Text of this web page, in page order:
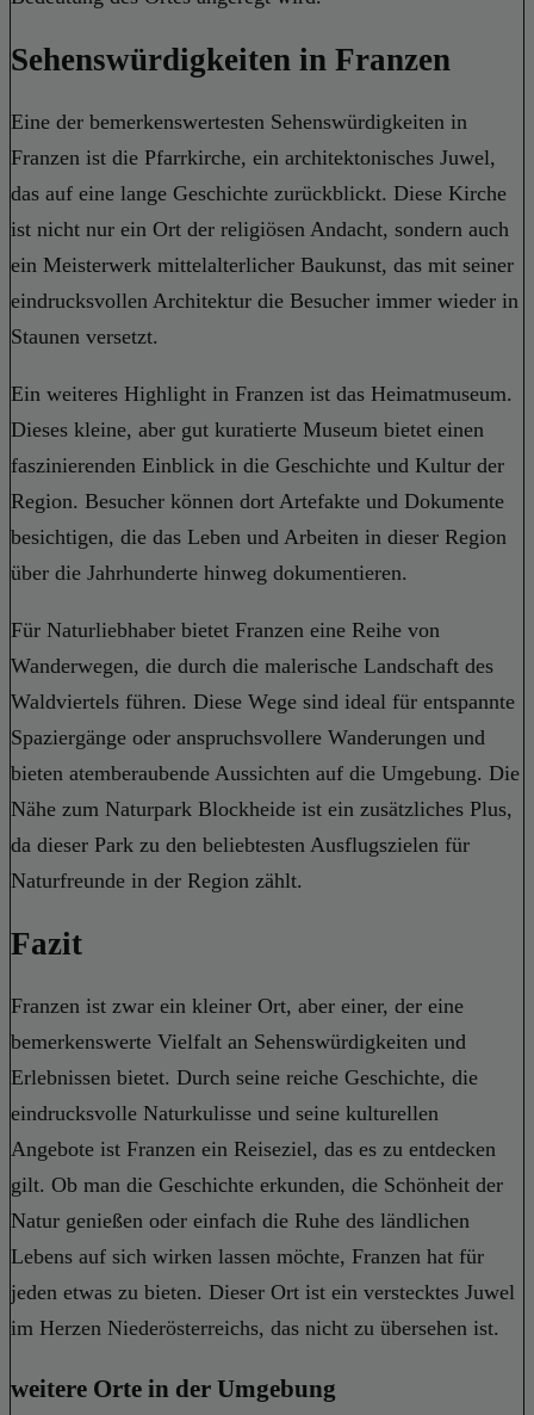
Sehenswürdigkeiten in Franzen
Eine der bemerkenswertesten Sehenswürdigkeiten in
Franzen ist die Pfarrkirche, ein architektonisches Juwel,
das auf eine lange Geschichte zurückblickt. Diese Kirche
ist nicht nur ein Ort der religiösen Andacht, sondern auch
ein Meisterwerk mittelalterlicher Baukunst, das mit seiner
eindrucksvollen Architektur die Besucher immer wieder in
Staunen versetzt.
Ein weiteres Highlight in Franzen ist das Heimatmuseum.
Dieses kleine, aber gut kuratierte Museum bietet einen
faszinierenden Einblick in die Geschichte und Kultur der
Region. Besucher können dort Artefakte und Dokumente
besichtigen, die das Leben und Arbeiten in dieser Region
über die Jahrhunderte hinweg dokumentieren.
Für Naturliebhaber bietet Franzen eine Reihe von
Wanderwegen, die durch die malerische Landschaft des
Waldviertels führen. Diese Wege sind ideal für entspannte
Spaziergänge oder anspruchsvollere Wanderungen und
bieten atemberaubende Aussichten auf die Umgebung. Die
Nähe zum Naturpark Blockheide ist ein zusätzliches Plus,
da dieser Park zu den beliebtesten Ausflugszielen für
Naturfreunde in der Region zählt.
Fazit
Franzen ist zwar ein kleiner Ort, aber einer, der eine
bemerkenswerte Vielfalt an Sehenswürdigkeiten und
Erlebnissen bietet. Durch seine reiche Geschichte, die
eindrucksvolle Naturkulisse und seine kulturellen
Angebote ist Franzen ein Reiseziel, das es zu entdecken
gilt. Ob man die Geschichte erkunden, die Schönheit der
Natur genießen oder einfach die Ruhe des ländlichen
Lebens auf sich wirken lassen möchte, Franzen hat für
jeden etwas zu bieten. Dieser Ort ist ein verstecktes Juwel
im Herzen Niederösterreichs, das nicht zu übersehen ist.
weitere Orte in der Umgebung